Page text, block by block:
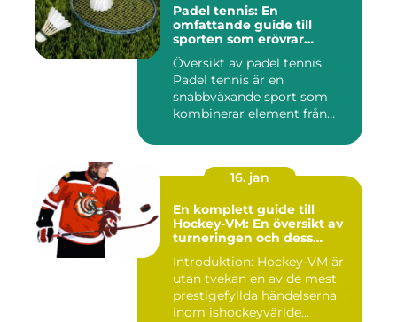
Padel tennis: En
omfattande guide till
sporten som erövrar
världen
Översikt av padel tennis
Padel tennis är en
snabbväxande sport som
kombinerar element från
16. jan
En komplett guide till
Hockey-VM: En översikt av
turneringen och dess
Introduktion: Hockey-VM är
utan tvekan en av de mest
prestigefyllda händelserna
inom ishockeyvärlde...